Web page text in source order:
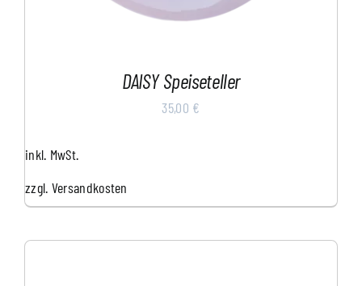
DAISY Speiseteller
35,00 €
inkl. MwSt.
zzgl. Versandkosten